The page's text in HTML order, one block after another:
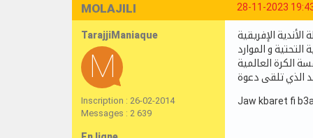
28-11-2023
MOLAJILI
TarajjiManiaque
Inscription : 26-02-2014
Messages : 2 639
و الموارد
الكرة العالمية
الذي تلقى دعوة
Jaw kbaret fi